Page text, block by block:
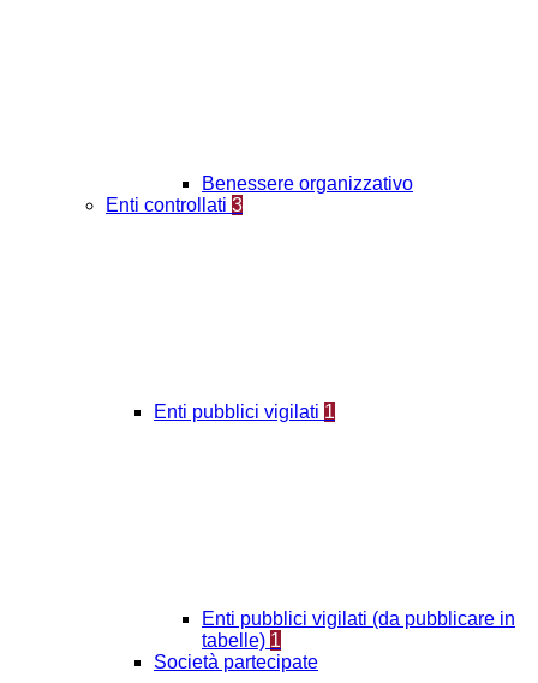
Benessere organizzativo
Enti controllati 3
Enti pubblici vigilati 1
Enti pubblici vigilati (da pubblicare in
tabelle) 1
Società partecipate